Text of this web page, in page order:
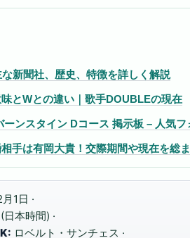
新聞社、歴史、特徴を詳しく解説
味とWとの違い｜歌手DOUBLEの現在
ーンスタイン Dコース 掲示板 – 人気
手は有岡大貴！交際期間や現在を総
1日 ·
日本時間) ·
ロベルト・サンチェス ·